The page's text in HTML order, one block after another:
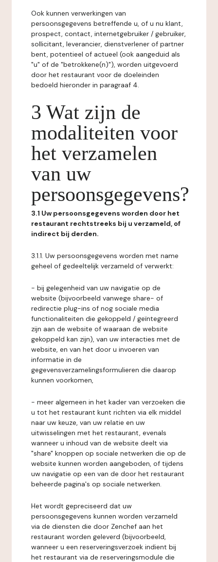
Ook kunnen verwerkingen van
persoonsgegevens betreffende u, of u nu klant,
prospect, contact, internetgebruiker / gebruiker,
sollicitant, leverancier, dienstverlener of partner
bent, potentieel of actueel (ook aangeduid als
"u" of de "betrokkene(n)"), worden uitgevoerd
door het restaurant voor de doeleinden
bedoeld hieronder in paragraaf 4.
3 Wat zijn de
modaliteiten voor
het verzamelen
van uw
persoonsgegevens?
3.1 Uw persoonsgegevens worden door het
restaurant rechtstreeks bij u verzameld, of
indirect bij derden.
3.1.1. Uw persoonsgegevens worden met name
geheel of gedeeltelijk verzameld of verwerkt:
- bij gelegenheid van uw navigatie op de
website (bijvoorbeeld vanwege share- of
redirectie plug-ins of nog sociale media
functionaliteiten die gekoppeld / geïntegreerd
zijn aan de website of waaraan de website
gekoppeld kan zijn), van uw interacties met de
website, en van het door u invoeren van
informatie in de
gegevensverzamelingsformulieren die daarop
kunnen voorkomen,
- meer algemeen in het kader van verzoeken die
u tot het restaurant kunt richten via elk middel
naar uw keuze, van uw relatie en uw
uitwisselingen met het restaurant, evenals
wanneer u inhoud van de website deelt via
"share" knoppen op sociale netwerken die op de
website kunnen worden aangeboden, of tijdens
uw navigatie op een van de door het restaurant
beheerde pagina's op sociale netwerken.
Het wordt gepreciseerd dat uw
persoonsgegevens kunnen worden verzameld
via de diensten die door Zenchef aan het
restaurant worden geleverd (bijvoorbeeld,
wanneer u een reserveringsverzoek indient bij
het restaurant via de reserveringsmodule die